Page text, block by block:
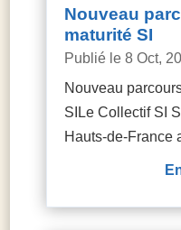
Nouveau
maturité SI
8 Oct,
Nouveau
SILe Collectif SI
Hauts-de-France